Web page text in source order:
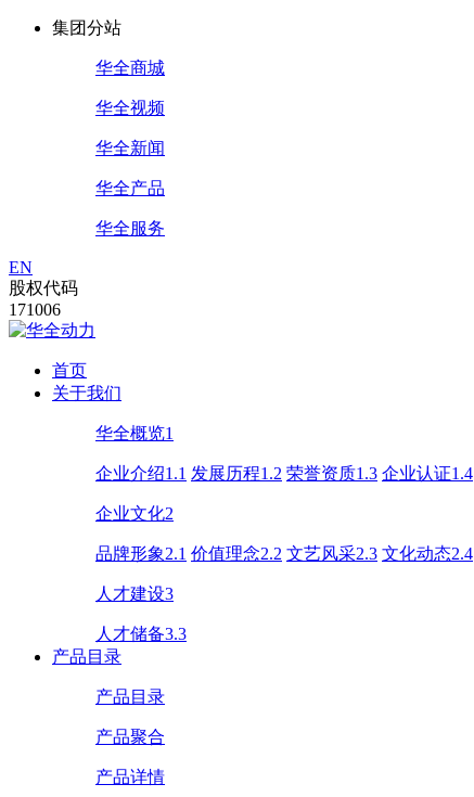
集团分站
华全商城
华全视频
华全新闻
华全产品
华全服务
EN
股权代码
171006
首页
关于我们
华全概览1
企业介绍1.1 发展历程1.2 荣誉资质1.3 企业认证1.4
企业文化2
品牌形象2.1 价值理念2.2 文艺风采2.3 文化动态2.4
人才建设3
人才储备3.3
产品目录
产品目录
产品聚合
产品详情